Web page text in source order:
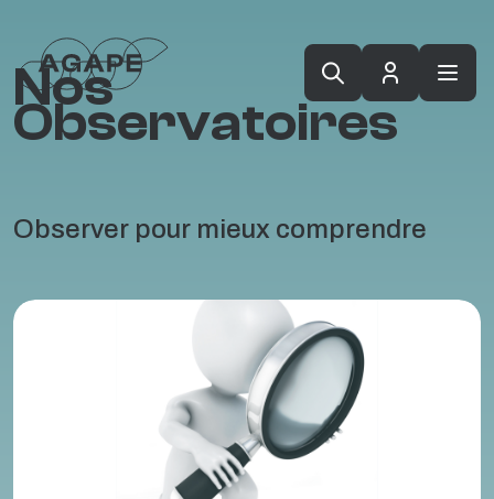
Nos
Observatoires
Observer pour mieux comprendre